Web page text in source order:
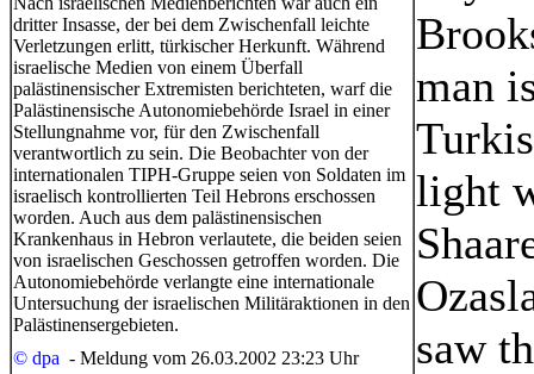
dritter Insasse, der bei dem Zwischenfall leichte
Verletzungen erlitt, türkischer Herkunft. Während
israelische Medien von einem Überfall
palästinensischer Extremisten berichteten, warf die
Palästinensische Autonomiebehörde Israel in einer
Stellungnahme vor, für den Zwischenfall
verantwortlich zu sein. Die Beobachter von der
internationalen TIPH-Gruppe seien von Soldaten im
israelisch kontrollierten Teil Hebrons erschossen
worden. Auch aus dem palästinensischen
Krankenhaus in Hebron verlautete, die beiden seien
von israelischen Geschossen getroffen worden. Die
Autonomiebehörde verlangte eine internationale
Untersuchung der israelischen Militäraktionen in den
Palästinensergebieten.
© dpa - Meldung vom 26.03.2002 23:23 Uhr
man
light
saw